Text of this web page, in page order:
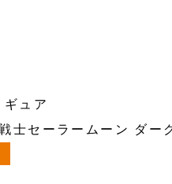
ギュア
士セーラームーン ダー